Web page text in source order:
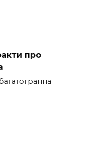
про